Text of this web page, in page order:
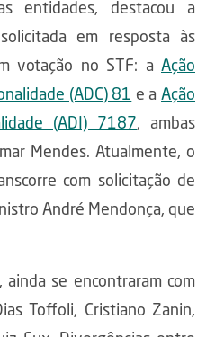
entidades, destacou a
em resposta às
votação no STF: a Ação
(ADC) 81 e aAção
(ADI) 7187, ambas
Mendes. Atualmente, o
com solicitação de
André Mendonça, que
se encontraram com
Toffoli, Cristiano Zanin,